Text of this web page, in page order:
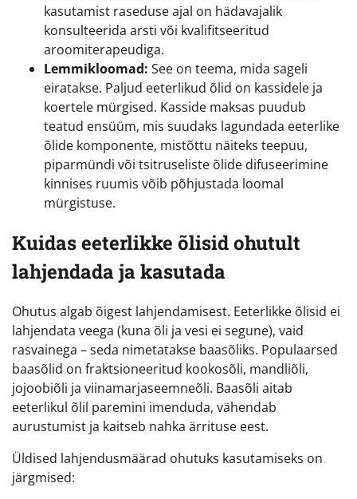
kasutamist raseduse ajal on hädavajalik
konsulteerida arsti või kvalifitseeritud
aroomiterapeudiga.
Lemmikloomad: See on teema, mida sageli
eiratakse. Paljud eeterlikud õlid on kassidele ja
koertele mürgised. Kasside maksas puudub
teatud ensüüm, mis suudaks lagundada eeterlike
õlide komponente, mistõttu näiteks teepuu,
piparmündi või tsitruseliste õlide difuseerimine
kinnises ruumis võib põhjustada loomal
mürgistuse.
Kuidas eeterlikke õlisid ohutult
lahjendada ja kasutada
Ohutus algab õigest lahjendamisest. Eeterlikke õlisid ei
lahjendata veega (kuna õli ja vesi ei segune), vaid
rasvainega – seda nimetatakse baasõliks. Populaarsed
baasõlid on fraktsioneeritud kookosõli, mandliõli,
jojoobiõli ja viinamarjaseemneõli. Baasõli aitab
eeterlikul õlil paremini imenduda, vähendab
aurustumist ja kaitseb nahka ärrituse eest.
Üldised lahjendusmäärad ohutuks kasutamiseks on
järgmised: